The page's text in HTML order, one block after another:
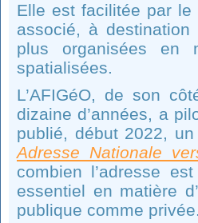
Elle est facilitée par
associé, à
plus organisées en
spatialisées.
L’AFIGéO, de son
dizaine d’années, a
publié, début 2022,
Adresse Nationale
combien l’adresse
essentiel en matière
publique comme privée.